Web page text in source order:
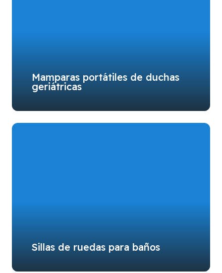
Mamparas portátiles de duchas
geriátricas
Sillas de ruedas para baños